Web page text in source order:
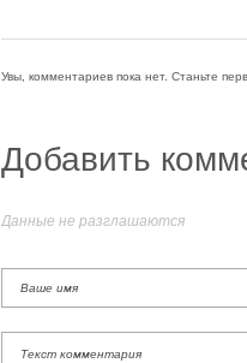
Увы, комментариев пока нет. Станьте
Добавить
Данные не разглашаются